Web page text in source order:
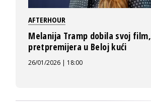
AFTERHOUR
Melanija Tramp dobila svoj film,
pretpremijera u Beloj kući
26/01/2026 | 18:00